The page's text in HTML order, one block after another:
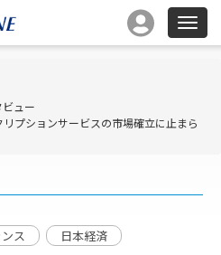
ュー
プションサービスの市場確立に止まら
ス
日本経済